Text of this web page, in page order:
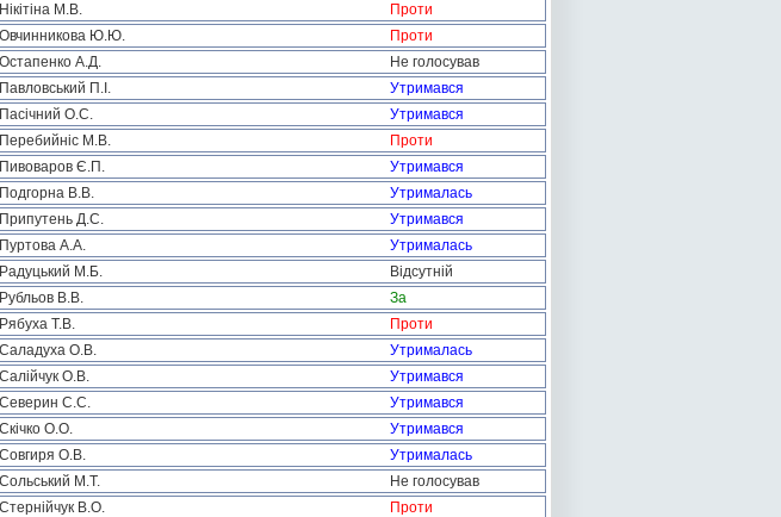
Нікітіна М.В.
Проти
Овчинникова Ю.Ю.
Проти
Остапенко А.Д.
Не голосував
Павловський П.І.
Утримався
Пасічний О.С.
Утримався
Перебийніс М.В.
Проти
Пивоваров Є.П.
Утримався
Подгорна В.В.
Утрималась
Припутень Д.С.
Утримався
Пуртова А.А.
Утрималась
Радуцький М.Б.
Відсутній
Рубльов В.В.
За
Рябуха Т.В.
Проти
Саладуха О.В.
Утрималась
Салійчук О.В.
Утримався
Северин С.С.
Утримався
Скічко О.О.
Утримався
Совгиря О.В.
Утрималась
Сольський М.Т.
Не голосував
Стернійчук В.О.
Проти